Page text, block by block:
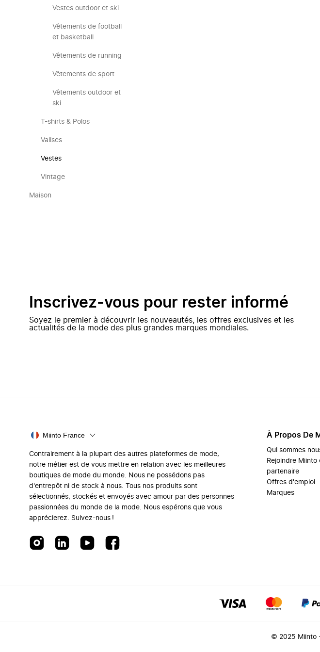
Vestes outdoor et ski
Vêtements de football
et basketball
Vêtements de running
Vêtements de sport
Vêtements outdoor et
ski
T-shirts & Polos
Valises
Vestes
Vintage
Maison
Inscrivez-vous pour rester informé
Soyez le premier à découvrir les nouveautés, les offres exclusives et les
actualités de la mode des plus grandes marques mondiales.
Miinto France
Contrairement à la plupart des autres plateformes de mode,
notre métier est de vous mettre en relation avec les meilleures
boutiques de mode du monde. Nous ne possédons pas
d'entrepôt ni de stock à nous. Tous nos produits sont
sélectionnés, stockés et envoyés avec amour par des personnes
passionnées du monde de la mode. Nous espérons que vous
apprécierez. Suivez-nous !
À Propos De
Qui sommes
Rejoindre
partenaire
Offres d'emploi
Marques
© 2025 Miinto